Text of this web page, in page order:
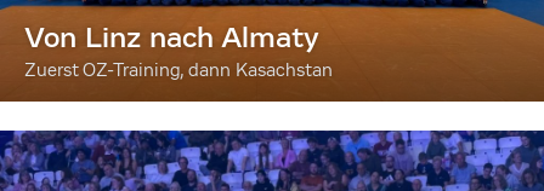
Von Linz nach Almaty
Zuerst OZ-Training, dann Kasachstan